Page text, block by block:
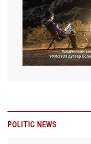
POLITIC NEWS